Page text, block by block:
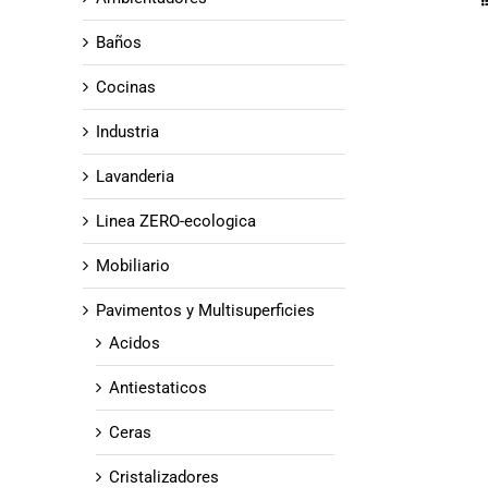
Baños
Cocinas
Industria
Lavanderia
Linea ZERO-ecologica
Mobiliario
Pavimentos y Multisuperficies
Acidos
Antiestaticos
Ceras
Cristalizadores